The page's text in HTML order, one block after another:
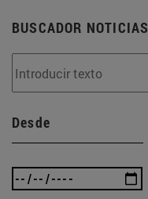
BUSCADOR NOTICIAS
Desde